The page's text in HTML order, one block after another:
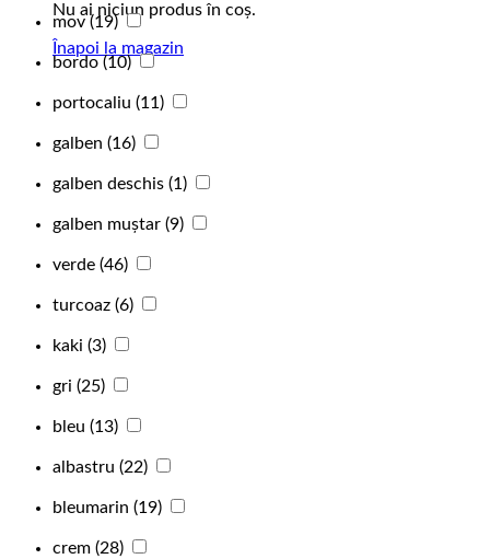
Nu ai niciun produs în coș.
Înapoi la magazin
mov (19)
bordo (10)
portocaliu (11)
galben (16)
galben deschis (1)
galben muștar (9)
verde (46)
turcoaz (6)
kaki (3)
gri (25)
bleu (13)
albastru (22)
bleumarin (19)
crem (28)